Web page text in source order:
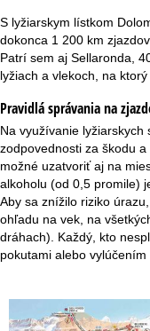
S lyžiarskym lístkom
dokonca 1 200 km
Patrí sem aj Sellaronda,
lyžiach a vlekoch, na
Pravidlá správania na
Na využívanie
zodpovednosti za škodu
možné uzatvoriť aj na
alkoholu (od 0,5 promile)
Aby sa znížilo riziko
ohľadu na vek, na
dráhach). Každý, kto
pokutami alebo vylúčením